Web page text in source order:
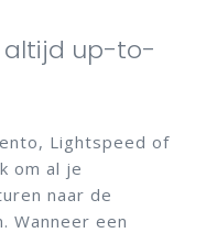
altijd up-to-
Lightspeed of
om al je
naar de
Wanneer een